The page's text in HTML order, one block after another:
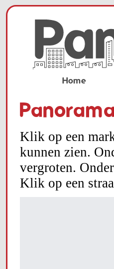
Home
Klik op een
kunnen zien.
vergroten.
Klik op een